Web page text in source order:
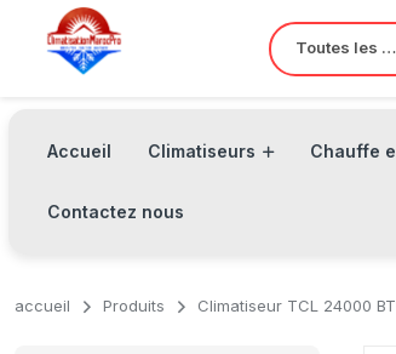
Toutes les Catégories
Accueil Climatiseurs Chauffe
Contactez nous
accueil Produits Climatiseur TCL 24000